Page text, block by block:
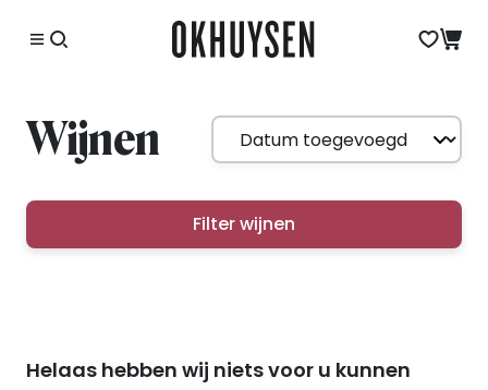
Wijnen
Filter wijnen
Helaas hebben wij niets voor u kunnen